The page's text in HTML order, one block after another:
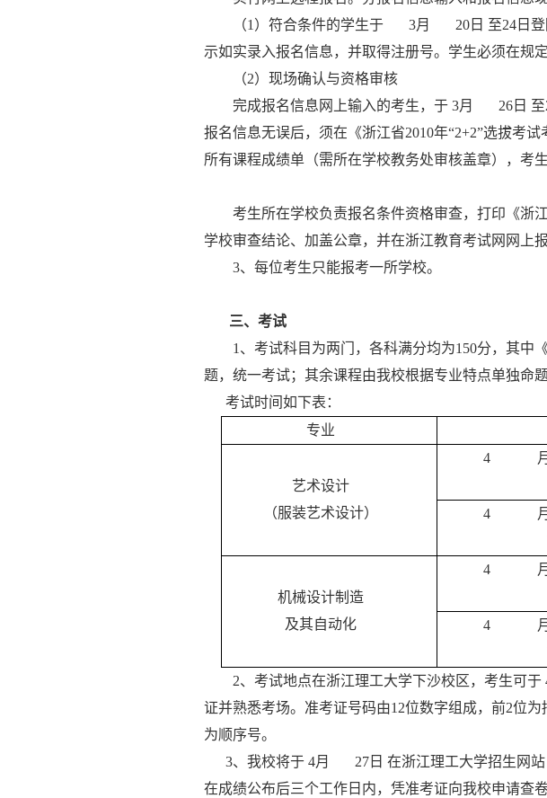
（1 ）符合条件的学生于 3月 20 日 至24 日
示如实录入报名信息，并取得注册号。学生必须在规
（2）现场确认与资格审核
完成报名信息网上输入的考生，于 3月 26 日 至
报名信息无误后，须在《浙江省2010年“2+2”选拔考试
所有课程成绩单（需所在学校教务处审核盖章），考
考生所在学校负责报名条件资格审查，打印《浙
学校审查结论、加盖公章，并在浙江教育考试网网上
3、每位考生只能报考一所学校。
三、考试
1 、考试科目为两门，各科满分均为150分，其中
题，统一考试；其余课程由我校根据专业特点单独命题
考试时间如下表：
专业
艺术设计
（服装艺术设计）
4 月
4 月
机械设计制造
及其自动化
4 月
4 月
2、考试地点在浙江理工大学下沙校区，考生可于
证并熟悉考场。准考证号码由12位数字组成，前2位为
为顺序号。
3、我校将于 4月 27 日 在浙江理工大学招生网站
在成绩公布后三个工作日内，凭准考证向我校申请查